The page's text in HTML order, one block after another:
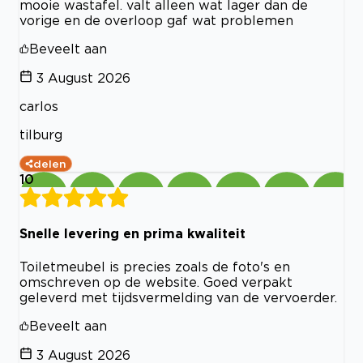
mooie wastafel. valt alleen wat lager dan de
vorige en de overloop gaf wat problemen
Beveelt aan
3 August 2026
carlos
tilburg
delen
10
Snelle levering en prima kwaliteit
Toiletmeubel is precies zoals de foto's en
omschreven op de website. Goed verpakt
geleverd met tijdsvermelding van de vervoerder.
Beveelt aan
3 August 2026